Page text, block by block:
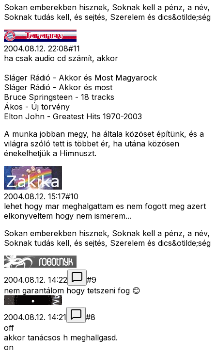
Sokan emberekben hisznek, Soknak kell a pénz, a név,
Soknak tudás kell, és sejtés, Szerelem és dics&otilde;ség
2004.08.12. 22:08#11
ha csak audio cd számít, akkor
Sláger Rádió - Akkor és Most Magyarock
Sláger Rádió - Akkor és most
Bruce Springsteen - 18 tracks
Ákos - Új törvény
Elton John - Greatest Hits 1970-2003
A munka jobban megy, ha általa közöset építünk, és a
világra szóló tett is többet ér, ha utána közösen
énekelhetjük a Himnuszt.
2004.08.12. 15:17#10
lehet hogy mar meghalgattam es nem fogott meg azert
elkonyveltem hogy nem ismerem...
Sokan emberekben hisznek, Soknak kell a pénz, a név,
Soknak tudás kell, és sejtés, Szerelem és dics&otilde;ség
2004.08.12. 14:22 #9
nem garantálom hogy tetszeni fog 😊
2004.08.12. 14:21 #8
off
akkor tanácsos h meghallgasd.
on